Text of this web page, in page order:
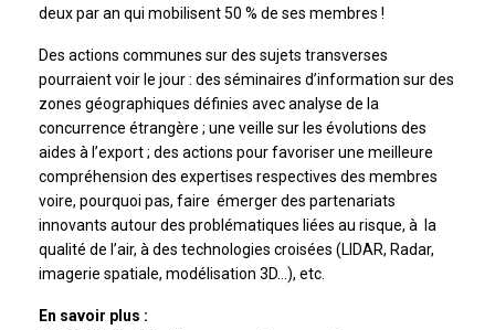
deux par an qui mobilisent 50 % de ses membres !
Des actions communes sur des sujets transverses
pourraient voir le jour : des séminaires d’information sur des
zones géographiques définies avec analyse de la
concurrence étrangère ; une veille sur les évolutions des
aides à l’export ; des actions pour favoriser une meilleure
compréhension des expertises respectives des membres
voire, pourquoi pas, faire émerger des partenariats
innovants autour des problématiques liées au risque, à la
qualité de l’air, à des technologies croisées (LIDAR, Radar,
imagerie spatiale, modélisation 3D…), etc.
En savoir plus :